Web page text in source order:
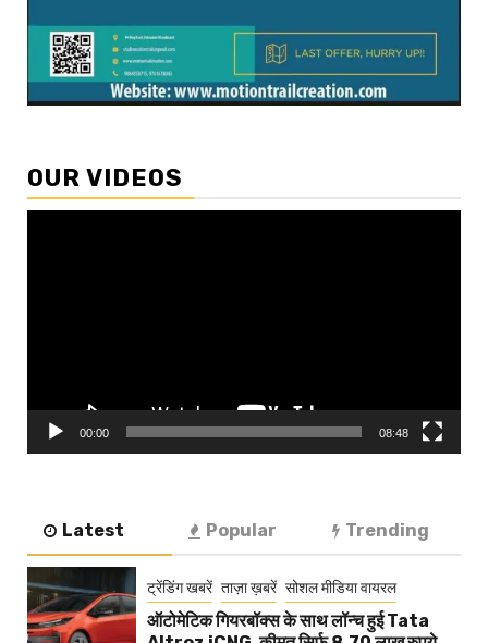
OUR VIDEOS
00:00 08:48
Latest Popular Trending
ट्रेंडिंग खबरें ताज़ा ख़बरें सोशल मीडिया वायरल
ऑटोमेटिक गियरबॉक्स के साथ लॉन्च हुई Tata